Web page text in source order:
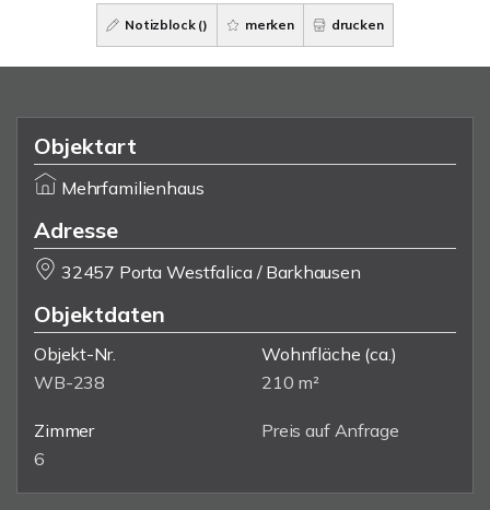
Notizblock () merken drucken
Objektart
Mehrfamilienhaus
Adresse
32457 Porta Westfalica / Barkhausen
Objektdaten
Objekt-Nr.
WB-238
Wohnfläche (ca.)
210 m²
Zimmer
6
Preis auf Anfrage